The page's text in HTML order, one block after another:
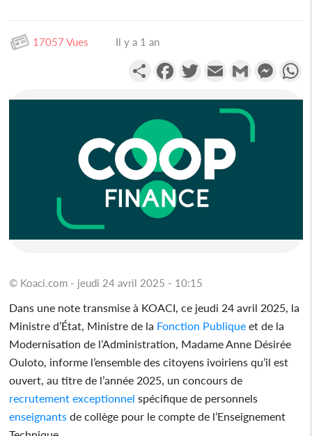
17057 Vues Il y a 1 an
PartagerFacebookTwitterEmail Gmail
© Koaci.com - jeudi 24 avril 2025 - 10:15
Dans une note transmise à KOACI, ce jeudi 24 avril 2025, la
Ministre d’État, Ministre de la Fonction Publique et de la
Modernisation de l’Administration, Madame Anne Désirée
Ouloto, informe l’ensemble des citoyens ivoiriens qu’il est
ouvert, au titre de l’année 2025, un concours de
recrutement exceptionnel spécifique de personnels
enseignants de collège pour le compte de l’Enseignement